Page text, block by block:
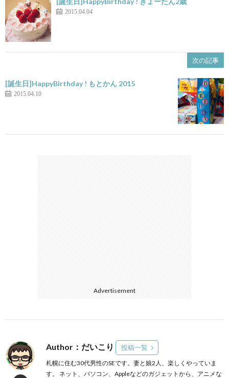
2015.04.04
次の記事
[誕生日]HappyBirthday ! もとかん 2015
2015.04.10
Advertisement
Author：だいこり 投稿一覧
札幌に住む30代男性のSEです。妻と娘2人、楽しくやっていま
す。 ネット、パソコン、Appleなどのガジェットから、アニメな